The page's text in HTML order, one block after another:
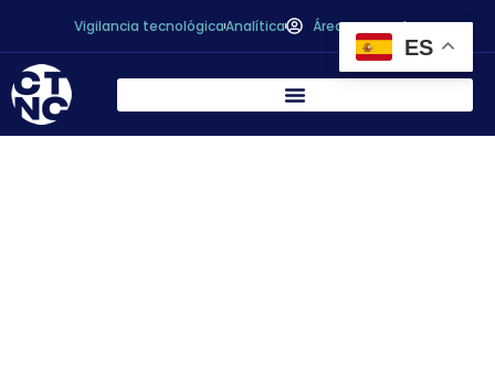
Vigilancia tecnológicaAnalítica Área personal
ES